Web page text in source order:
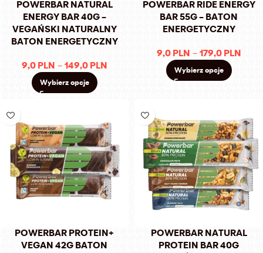
POWERBAR NATURAL
ENERGY BAR 40G –
VEGAŃSKI NATURALNY
BATON ENERGETYCZNY
9,0 PLN – 149,0 PLN
Wybierz opcje
POWERBAR RIDE ENERGY
BAR 55G – BATON
ENERGETYCZNY
9,0 PLN – 179,0 PLN
Wybierz opcje
POWERBAR PROTEIN+
VEGAN 42G BATON
POWERBAR NATURAL
PROTEIN BAR 40G